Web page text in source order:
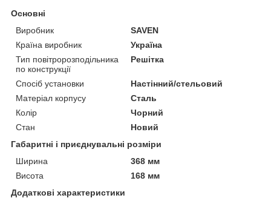
Основні
Виробник
SAVEN
Країна виробник
Україна
Тип повітророзподільника
по конструкції
Решітка
Спосіб установки
Настінний/стельовий
Матеріал корпусу
Сталь
Колір
Чорний
Стан
Новий
Габаритні і приєднувальні розміри
Ширина
368 мм
Висота
168 мм
Додаткові характеристики